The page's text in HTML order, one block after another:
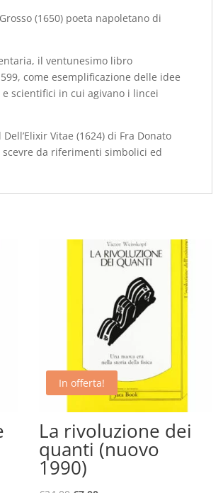
(1650) poeta napoletano di
il ventunesimo libro
come esemplificazione delle idee
scientifici in cui agivano i lincei
Vitae (1624) di Fra Donato
scevre da riferimenti simbolici ed
In offerta!
La rivoluzione dei
quanti (nuovo
1990)